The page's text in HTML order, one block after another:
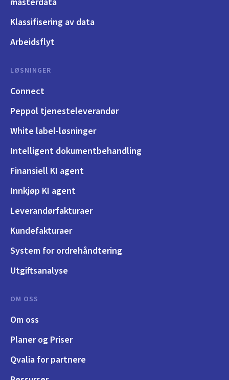
Klassifisering av data
Arbeidsflyt
LØSNINGER
Connect
Peppol tjenesteleverandør
White label-løsninger
Intelligent dokumentbehandling
Finansiell KI agent
Innkjøp KI agent
Leverandørfakturaer
Kundefakturaer
System for ordrehåndtering
Utgiftsanalyse
OM OSS
Om oss
Planer og Priser
Qvalia for partnere